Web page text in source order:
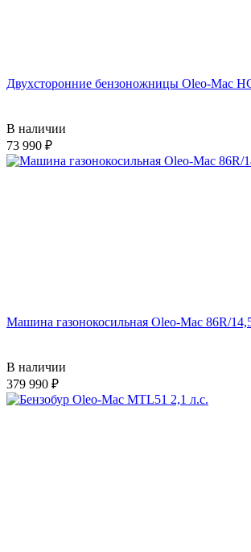
Двухсторонние бензоножницы Oleo-Mac
В наличии
73 990
Машина газонокосильная Oleo-Mac 86R/
В наличии
379 990